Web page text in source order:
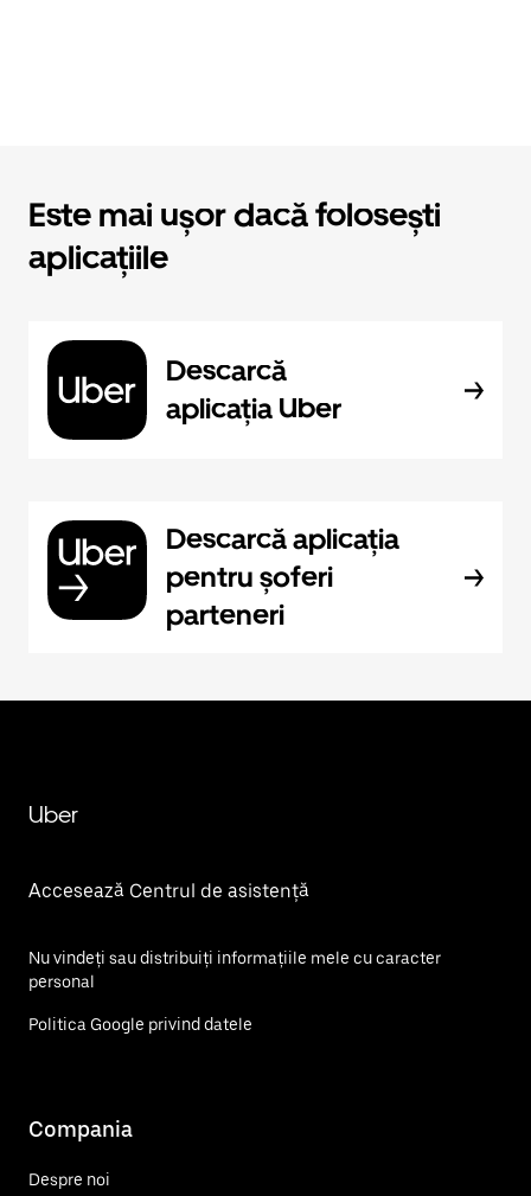
Este mai ușor dacă folosești
aplicațiile
Descarcă
aplicația Uber
Descarcă aplicația
pentru șoferi
parteneri
Uber
Accesează Centrul de asistență
Nu vindeți sau distribuiți informațiile mele cu caracter
personal
Politica Google privind datele
Compania
Despre noi